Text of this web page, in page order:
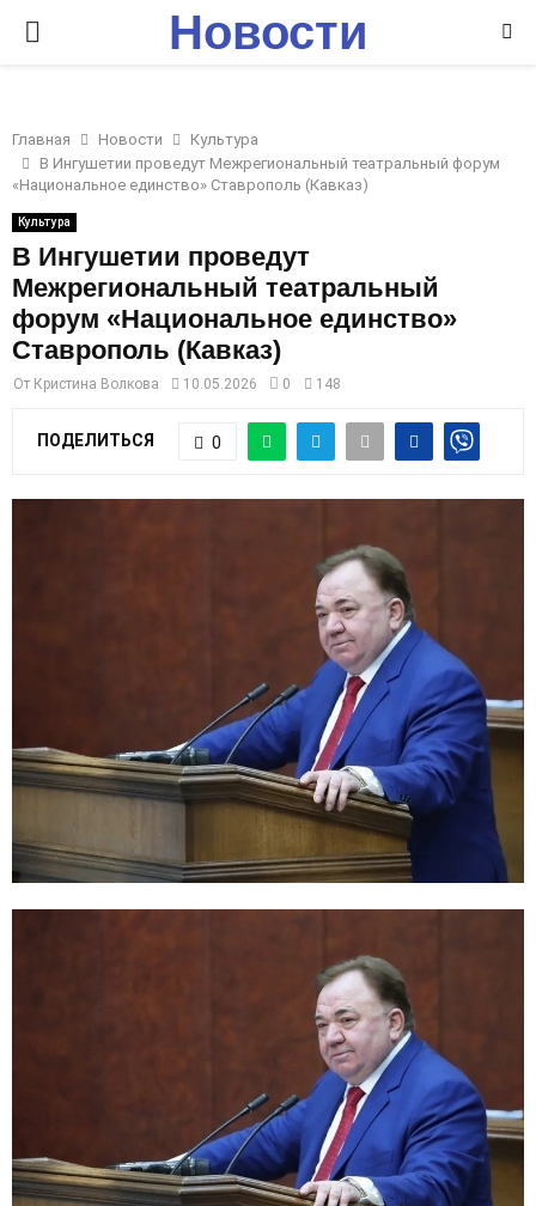
P
I
M
A
R
Новости
Главная Новости
Культура
В Ингушетии проведут Межрегиональный театральный форум
«Национальное единство» Ставрополь (Кавказ)
Культура
В Ингушетии проведут
Межрегиональный театральный
форум «Национальное единство»
Ставрополь (Кавказ)
От Кристина Волкова 10.05.2026 0 148
ПОДЕЛИТЬСЯ 0